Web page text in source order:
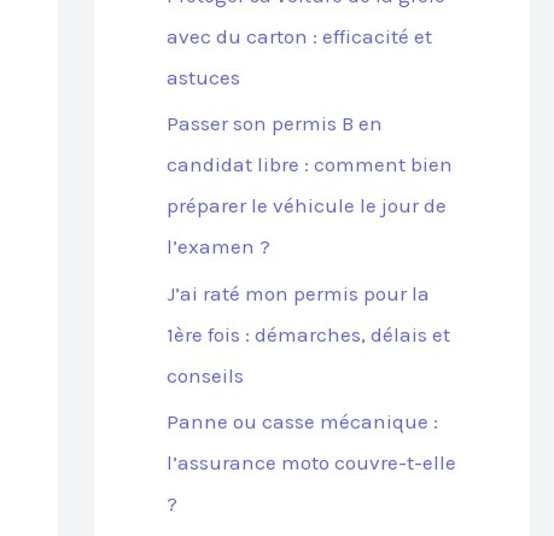
avec du carton : efficacité et
astuces
Passer son permis B en
candidat libre : comment bien
préparer le véhicule le jour de
l’examen ?
J’ai raté mon permis pour la
1ère fois : démarches, délais et
conseils
Panne ou casse mécanique :
l’assurance moto couvre-t-elle
?